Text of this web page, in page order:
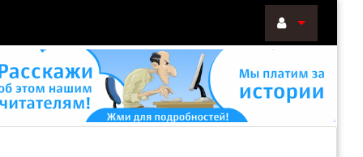
Войти